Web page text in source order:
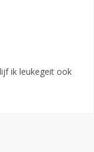
ik leukegeit ook